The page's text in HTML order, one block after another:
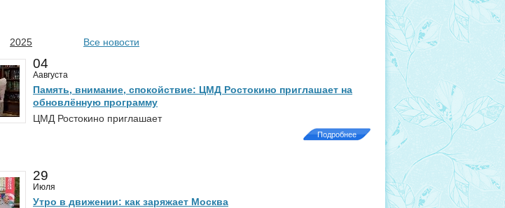
2025 Все новости
04
Аавгуста
Память, внимание, спокойствие: ЦМД Ростокино приглашает на
обновлённую программу
ЦМД Ростокино приглашает
Подробнее
29
Июля
Утро в движении: как заряжает Москва